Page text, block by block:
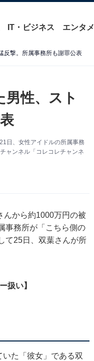
IT・ビジネス エンタメ
反撃。所属事務所も謝罪公表
性、スト
日、女性アイドルの所属事務
ャンネル「コレコレチャンネ
んから約1000万円の被
事務所が「こちら側の
て25日、双葉さんが所
扱い】
た「彼女」である双